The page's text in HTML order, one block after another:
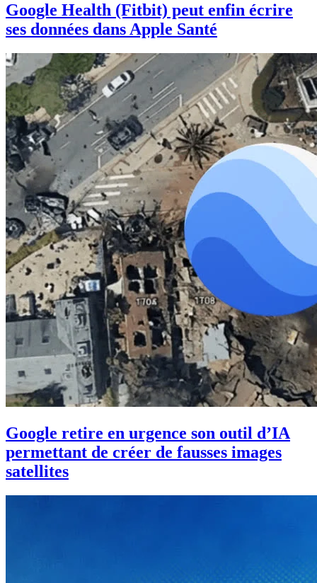
Google Health (Fitbit) peut enfin écrire
ses données dans Apple Santé
Google retire en urgence son outil d’IA
permettant de créer de fausses images
satellites